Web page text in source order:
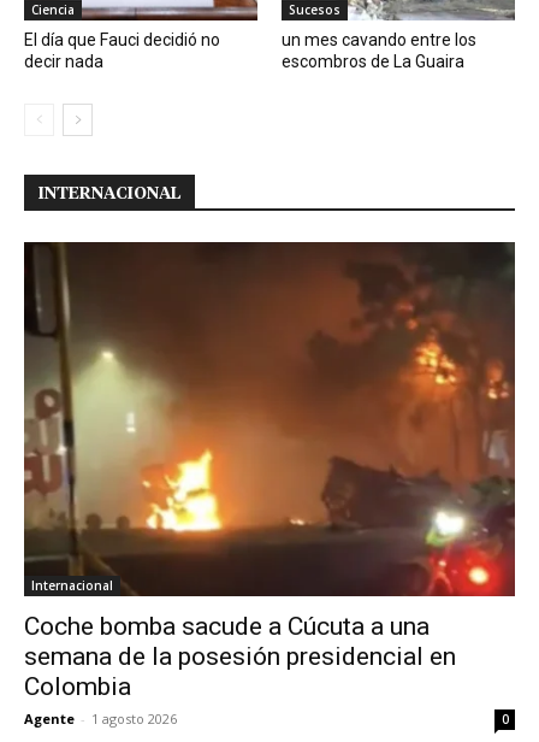
Ciencia
El día que Fauci decidió no
decir nada
Sucesos
un mes cavando entre los
escombros de La Guaira
INTERNACIONAL
Internacional
Coche bomba sacude a Cúcuta a una
semana de la posesión presidencial en
Colombia
Agente - 1 agosto 2026 0